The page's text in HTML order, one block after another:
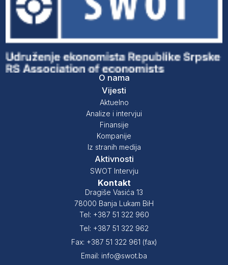
O nama
Vijesti
Aktuelno
Analize i intervjui
Finansije
Kompanije
Iz stranih medija
Aktivnosti
SWOT Intervju
Kontakt
Dragiše Vasića 13
78000 Banja Lukam BiH
Tel: +387 51 322 960
Tel: +387 51 322 962
Fax: +387 51 322 961 (fax)
Email: info@swot.ba